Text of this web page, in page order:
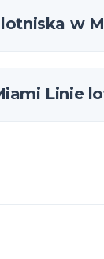
lotniska w
Linie